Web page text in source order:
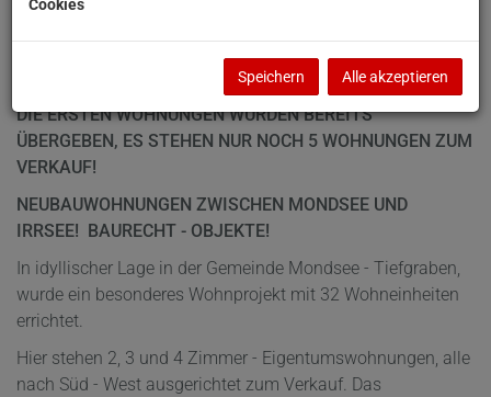
BESCHREIBUNG
DIE ERSTEN WOHNUNGEN WURDEN BEREITS
ÜBERGEBEN, ES STEHEN NUR NOCH 5 WOHNUNGEN ZUM
VERKAUF!
NEUBAUWOHNUNGEN ZWISCHEN MONDSEE UND
IRRSEE! BAURECHT - OBJEKTE!
In idyllischer Lage in der Gemeinde Mondsee - Tiefgraben,
wurde ein besonderes Wohnprojekt mit 32 Wohneinheiten
errichtet.
Hier stehen 2, 3 und 4 Zimmer - Eigentumswohnungen, alle
nach Süd - West ausgerichtet zum Verkauf. Das
Cookies
Speichern Alle akzeptieren